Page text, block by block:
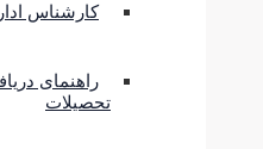
کارشناس
راهنمای
تحصیلات